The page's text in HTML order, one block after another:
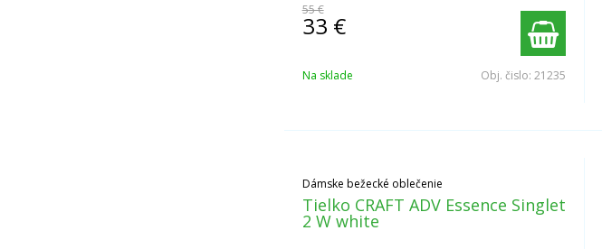
55 €
33 €
Na sklade Obj. čislo:21235
Dámske bežecké oblečenie
Tielko CRAFT ADV Essence Singlet
2 W white